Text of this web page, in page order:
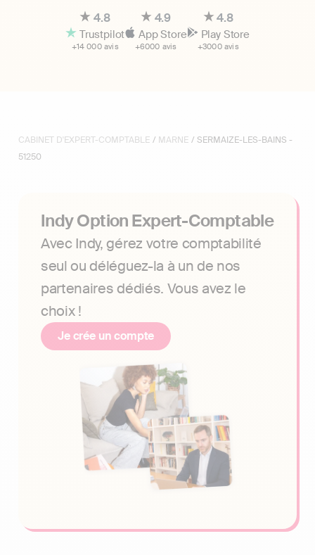
4.8
Trustpilot
+14 000 avis
4.9
App Store
+6000 avis
4.8
Play Store
+3000 avis
CABINET D'EXPERT-COMPTABLE / MARNE / SERMAIZE-LES-BAINS -
51250
Indy Option Expert-Comptable
Avec Indy, gérez votre comptabilité
seul ou déléguez-la à un de nos
partenaires dédiés. Vous avez le
choix !
Je crée un compte